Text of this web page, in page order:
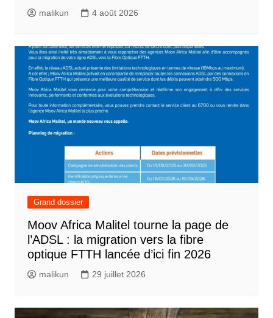
malikun 4 août 2026
Grand dossier
Moov Africa Malitel tourne la page de
l’ADSL : la migration vers la fibre
optique FTTH lancée d’ici fin 2026
malikun 29 juillet 2026